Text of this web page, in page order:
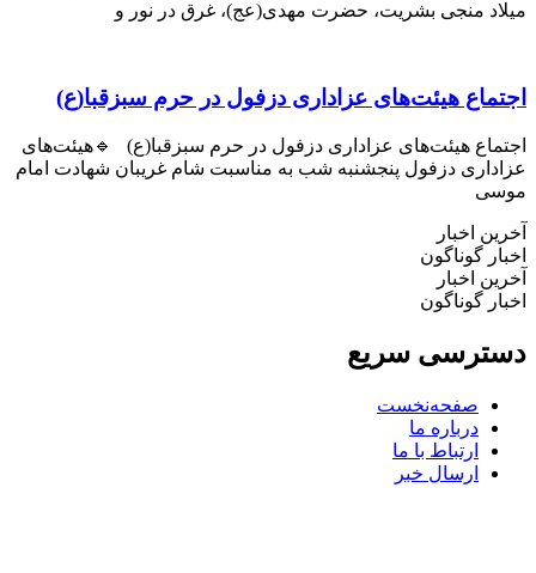
منجی بشریت، حضرت مهدی(عج)، غرق در نور و
هیئت‌های عزاداری دزفول در حرم سبزقبا(ع)
هیئت‌های عزاداری دزفول در حرم سبزقبا(ع) 🔹هیئت‌های
دزفول پنجشنبه شب به مناسبت شام غریبان شهادت امام
اخبار
گوناگون
اخبار
گوناگون
سریع
صفحه‌نخست
درباره ما
ارتباط با ما
ارسال خبر